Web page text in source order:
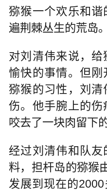
猕猴一个欢乐和
遍荆棘丛生的荒岛。
对刘清伟来说，
愉快的事情。但
猕猴的习性，刘
伤。他手腕上的伤
咬去了一块肉留下的
经过刘清伟和队
料，担杆岛的猕猴
发展到现在的